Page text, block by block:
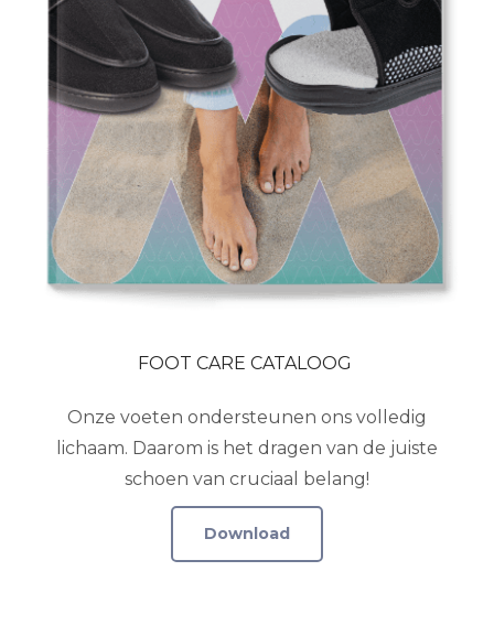
FOOT CARE CATALOOG
Onze voeten ondersteunen ons volledig
lichaam. Daarom is het dragen van de juiste
schoen van cruciaal belang!
Download